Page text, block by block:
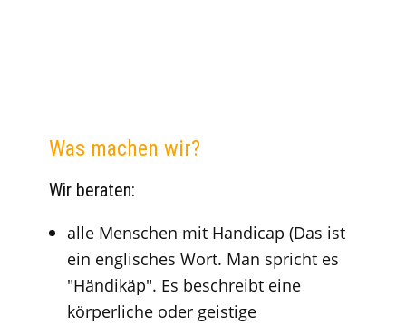
Was machen wir?
Wir beraten:
alle Menschen mit Handicap (Das ist
ein englisches Wort. Man spricht es
"Händikäp". Es beschreibt eine
körperliche oder geistige